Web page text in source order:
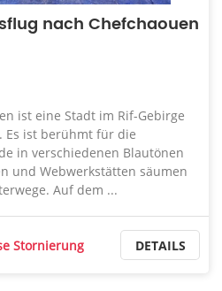
nach Chefchaouen
ist eine Stadt im Rif-Gebirge
Es ist berühmt für die
in verschiedenen Blautönen
und Webwerkstätten säumen
Auf dem ...
Stornierung DETAILS